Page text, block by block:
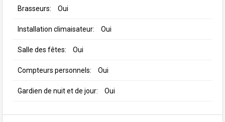
Brasseurs: Oui
Installation climaisateur: Oui
Salle des fêtes: Oui
Compteurs personnels: Oui
Gardien de nuit et de jour: Oui